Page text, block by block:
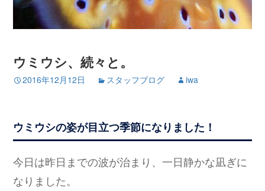
ウミウシ、続々と。
2016年12月12日 スタッフブログ iwa
ウミウシの姿が目立つ季節になりました！
今日は昨日までの波が治まり、一日静かな凪ぎに
なりました。